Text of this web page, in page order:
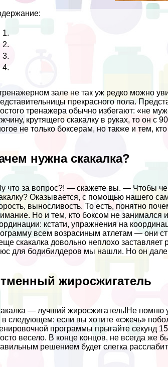
зале не так уж редко можно
прекрасного пола.
тренажера обычно избегают: «не
крутящего скакалку в руках, то он с
не только боксерам, но также и тем,
нужна скакалка?
что за вопрос?! — скажете вы. — Чтобы
Оказывается, с помощью нашего
выносливость. То есть, понятно
Но и тем, кто боксом не занимался
кстати, упражнения на
всем возрасиным атлетам — они
скакалка довольно неплохо
для бодибилдеров мы нашли. Но он
жиросжигатель
— лучший жиросжигатель!Не помню
в следующем: если вы хотите «сжечь»
программы прыгайте секунд
весело. В конце концов, не всегда же
решением будет слегка